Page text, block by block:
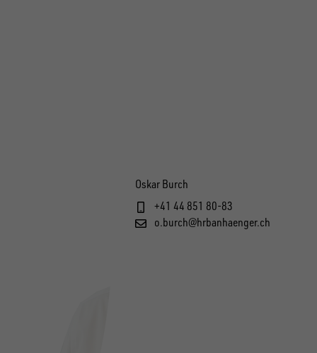
Oskar Burch
+41 44 851 80-83
o.burch@hrbanhaenger.ch